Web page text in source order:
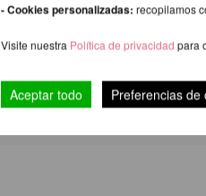
- Cookies personalizadas: recopilamos
Visite nuestra Política de privacidad para
Aceptar todo Preferencias de